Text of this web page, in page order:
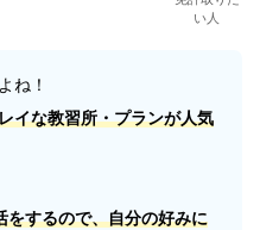
い人
ね！
イな教習所・プランが人気
をするので、自分の好みに